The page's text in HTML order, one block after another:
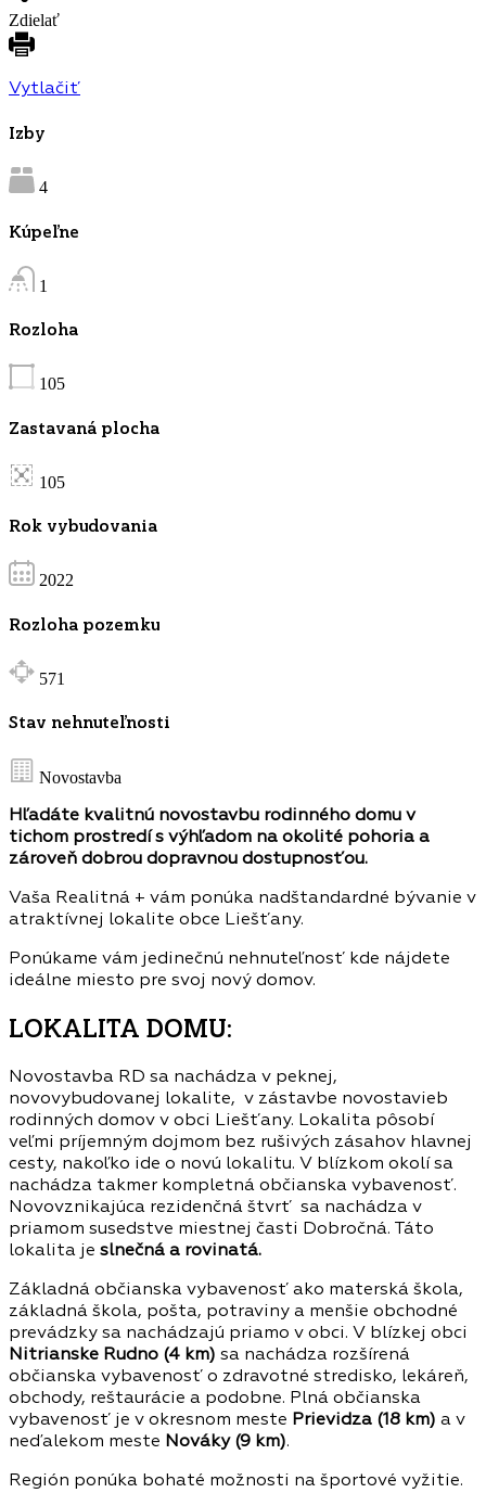
Zdielať
Vytlačiť
Izby
4
Kúpeľne
1
Rozloha
105
Zastavaná plocha
105
Rok vybudovania
2022
Rozloha pozemku
571
Stav nehnuteľnosti
Novostavba
Hľadáte kvalitnú novostavbu rodinného domu v
tichom prostredí s výhľadom na okolité pohoria a
zároveň dobrou dopravnou dostupnosťou.
Vaša Realitná + vám ponúka nadštandardné bývanie v
atraktívnej lokalite obce Liešťany.
Ponúkame vám jedinečnú nehnuteľnosť kde nájdete
ideálne miesto pre svoj nový domov.
LOKALITA DOMU:
Novostavba RD sa nachádza v peknej,
novovybudovanej lokalite, v zástavbe novostavieb
rodinných domov v obci Liešťany. Lokalita pôsobí
veľmi príjemným dojmom bez rušivých zásahov hlavnej
cesty, nakoľko ide o novú lokalitu. V blízkom okolí sa
nachádza takmer kompletná občianska vybavenosť.
Novovznikajúca rezidenčná štvrť sa nachádza v
priamom susedstve miestnej časti Dobročná. Táto
lokalita je slnečná a rovinatá.
Základná občianska vybavenosť ako materská škola,
základná škola, pošta, potraviny a menšie obchodné
prevádzky sa nachádzajú priamo v obci. V blízkej obci
Nitrianske Rudno (4 km) sa nachádza rozšírená
občianska vybavenosť o zdravotné stredisko, lekáreň,
obchody, reštaurácie a podobne. Plná občianska
vybavenosť je v okresnom meste Prievidza (18 km) a v
neďalekom meste Nováky (9 km).
Región ponúka bohaté možnosti na športové vyžitie.